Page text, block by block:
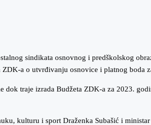
sindikata osnovnog i predškolskog
a o utvrđivanju osnovice i platnog boda
traje izrada Budžeta ZDK-a za 2023.
kulturu i sport Draženka Subašić i